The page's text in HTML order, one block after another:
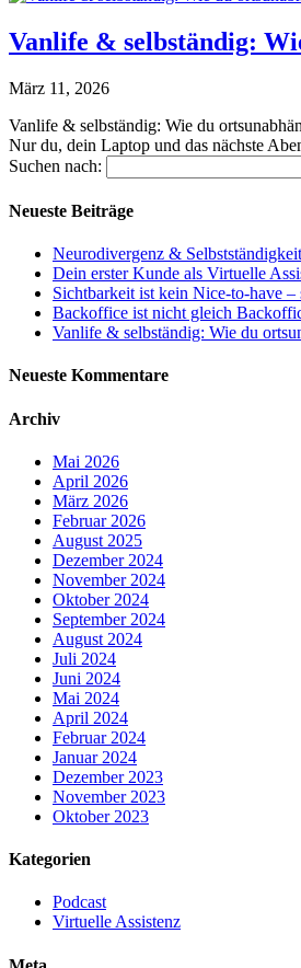
Vanlife & selbständig:
März 11, 2026
Vanlife & selbständig: Wie du
Nur du, dein Laptop und das nächste
Suchen nach:
Neueste Beiträge
Neurodivergenz &
Dein erster Kunde als Virtuelle
Sichtbarkeit ist kein Nice-to-have –
Backoffice ist nicht gleich
Vanlife & selbständig: Wie du
Neueste Kommentare
Archiv
Mai 2026
April 2026
März 2026
Februar 2026
August 2025
Dezember 2024
November 2024
Oktober 2024
September 2024
August 2024
Juli 2024
Juni 2024
Mai 2024
April 2024
Februar 2024
Januar 2024
Dezember 2023
November 2023
Oktober 2023
Kategorien
Podcast
Virtuelle Assistenz